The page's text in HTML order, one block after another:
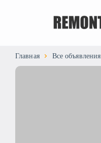
Главная Все объявления